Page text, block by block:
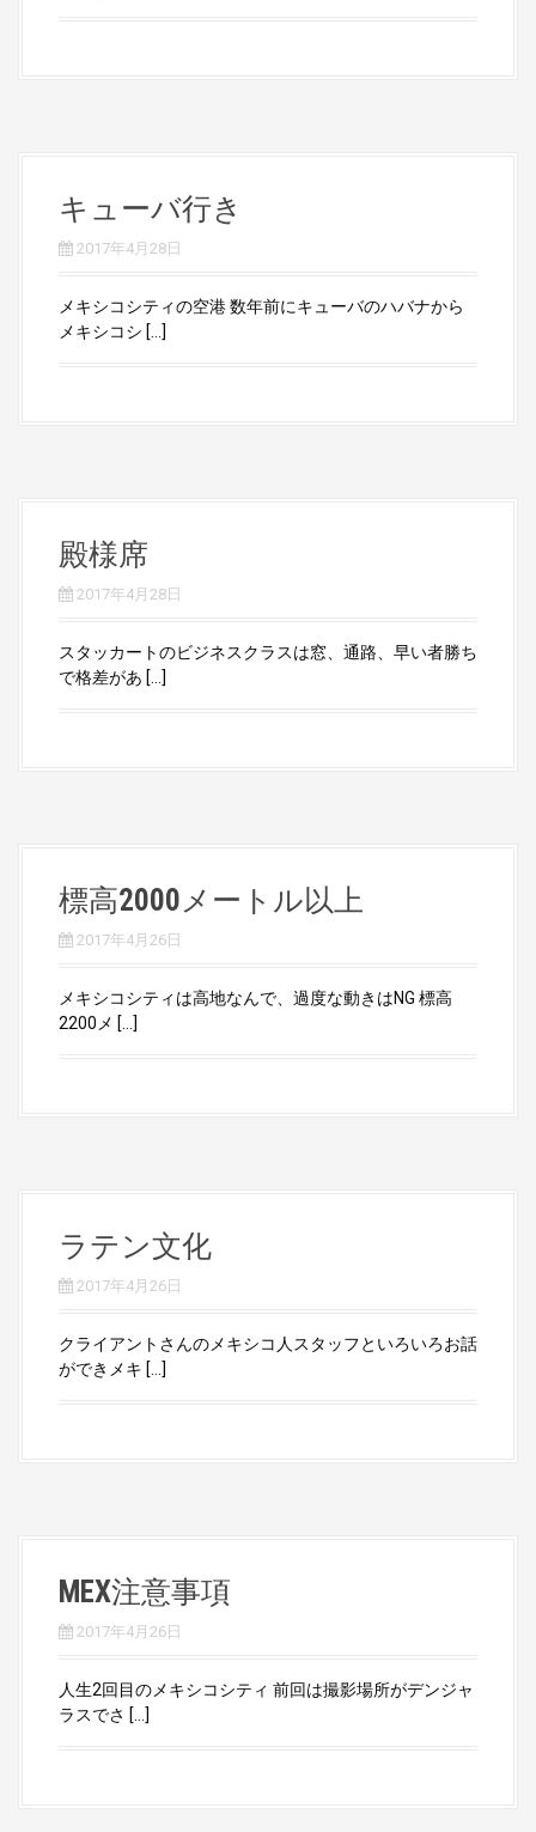
キューバ行き
2017年4月28日
メキシコシティの空港 数年前にキューバのハバナから
メキシコシ […]
殿様席
2017年4月28日
スタッカートのビジネスクラスは窓、通路、早い者勝ち
で格差があ […]
標高2000メートル以上
2017年4月26日
メキシコシティは高地なんで、過度な動きはNG 標高
2200メ […]
ラテン文化
2017年4月26日
クライアントさんのメキシコ人スタッフといろいろお話
ができメキ […]
MEX注意事項
2017年4月26日
人生2回目のメキシコシティ 前回は撮影場所がデンジャ
ラスでさ […]